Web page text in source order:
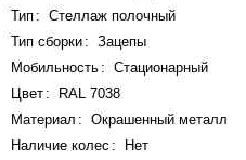
Тип :
Стеллаж полочный
Тип сборки:
Зацепы
Мобильность :
Стационарный
Цвет :
RAL 7038
Материал :
Окрашенный металл
Наличие колес :
Нет